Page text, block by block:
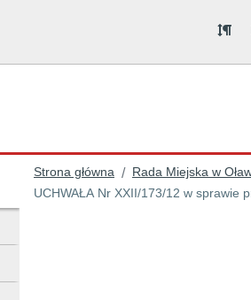
Strona główna / Rada Miejska w
UCHWAŁA Nr XXII/173/12